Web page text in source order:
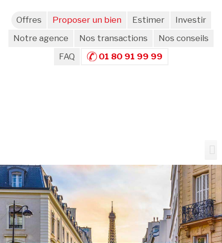
Offres Proposer un bien Estimer
Investir
Notre agence
Nos transactions
Nos conseils
FAQ
01 80 91 99 99